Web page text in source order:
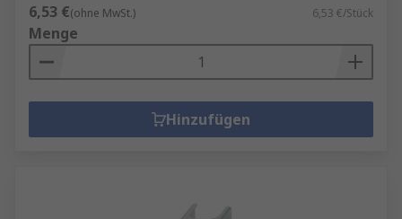
6,53 €(ohne MwSt.) 6,53 €/Stück
Menge
Hinzufügen